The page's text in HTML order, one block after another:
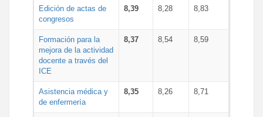
Edición de actas de
congresos
8,39 8,28 8,83
Formación para la
mejora de la actividad
docente a través del
ICE
8,37 8,54 8,59
Asistencia médica y
de enfermería
8,35 8,26 8,71